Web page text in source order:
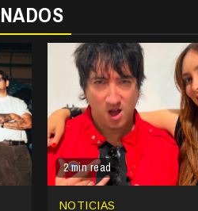
2 min read
NOTICIAS